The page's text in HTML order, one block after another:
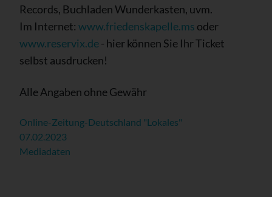
Records, Buchladen Wunderkasten, uvm.
Im Internet: www.friedenskapelle.ms oder
www.reservix.de- hier können Sie Ihr Ticket
selbst ausdrucken!
Alle Angaben ohne Gewähr
Online-Zeitung-Deutschland "Lokales"
07.02.2023
Mediadaten